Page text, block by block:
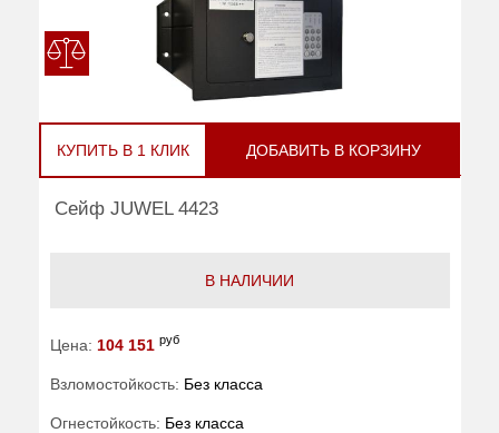
КУПИТЬ В 1 КЛИК ДОБАВИТЬ В КОРЗИНУ
Сейф JUWEL 4423
В НАЛИЧИИ
Цена: 104 151 руб
Взломостойкость: Без класса
Огнестойкость: Без класса